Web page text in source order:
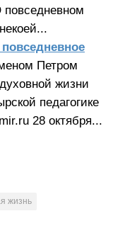
повседневном
Петром
жизни
педагогике
28 октября...
жизнь